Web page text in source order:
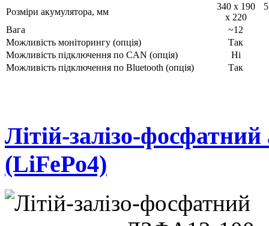
Розміри акумулятора, мм
340 x 190
x 220
Вага
~12
Можливість моніторингу (опція)
Так
Можливість підключення по CAN (опція)
Ні
Можливість підключення по Bluetooth (опція)
Так
Літій-залізо-
(LiFePo4)